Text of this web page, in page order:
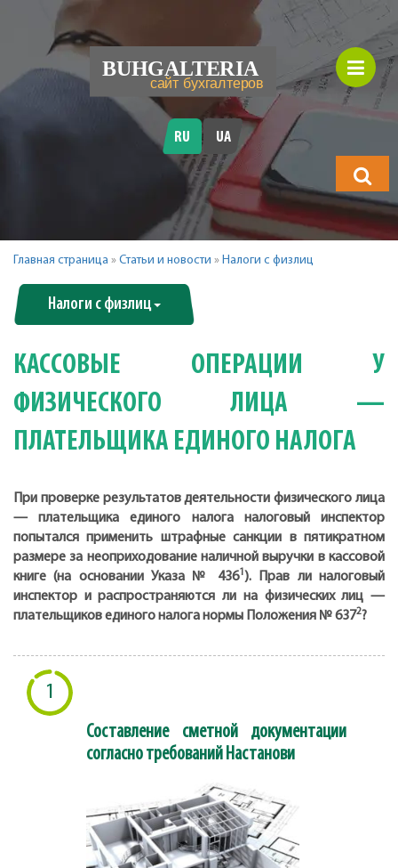
будете
искать?
RU UA
Главная страница » Статьи и новости » Налоги с физлиц
Налоги с физлиц
КАССОВЫЕ ОПЕРАЦИИ У
ФИЗИЧЕСКОГО ЛИЦА —
ПЛАТЕЛЬЩИКА ЕДИНОГО НАЛОГА
При проверке результатов деятельности физического лица
— плательщика единого налога налоговый инспектор
попытался применить штрафные санкции в пятикратном
размере за неоприходование наличной выручки в кассовой
книге (на основании Указа № 4361 ). Прав ли налоговый
инспектор и распространяются ли на физических лиц —
плательщиков единого налога нормы Положения № 6372?
1
Составление сметной документации
согласно требований Настанови